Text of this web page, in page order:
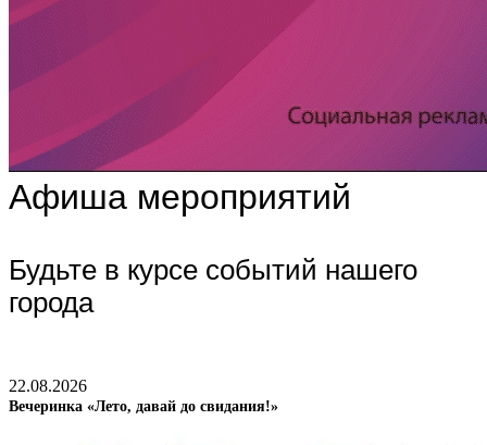
Афиша мероприятий
Будьте в курсе событий нашего
города
22.08.2026
Вечеринка «Лето, давай до свидания!»